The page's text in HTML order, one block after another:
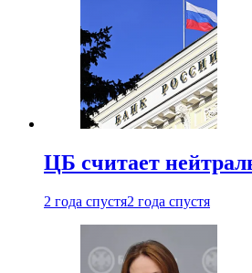
ЦБ считает
2 года спустя2 года спустя